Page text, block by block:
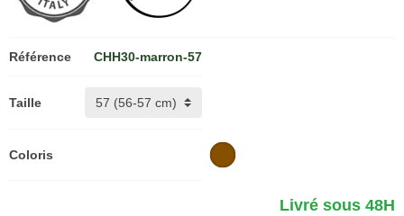
Référence CHH30-marron-57
Taille
Coloris
Livré sous 48H